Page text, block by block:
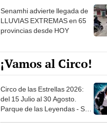
Senamhi advierte llegada de
LLUVIAS EXTREMAS en 65
provincias desde HOY
¡Vamos al Circo!
Circo de las Estrellas 2026:
del 15 Julio al 30 Agosto.
Parque de las Leyendas - San